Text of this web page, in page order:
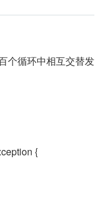
个循环中相互交替发
{